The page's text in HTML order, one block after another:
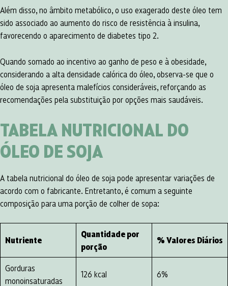
Além disso, no âmbito metabólico, o uso exagerado deste óleo tem
sido associado ao aumento do risco de resistência à insulina,
favorecendo o aparecimento de diabetes tipo 2.
Quando somado ao incentivo ao ganho de peso e à obesidade,
considerando a alta densidade calórica do óleo, observa-se que o
óleo de soja apresenta malefícios consideráveis, reforçando as
recomendações pela substituição por opções mais saudáveis.
TABELA NUTRICIONAL DO
ÓLEO DE SOJA
A tabela nutricional do óleo de soja pode apresentar variações de
acordo com o fabricante. Entretanto, é comum a seguinte
composição para uma porção de colher de sopa:
Nutriente
Quantidade por
porção
% Valores Diários
Gorduras
monoinsaturadas
126 kcal 6%